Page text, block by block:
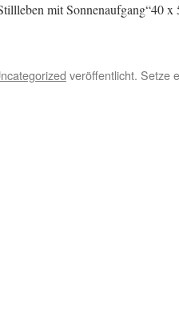
mit Sonnenaufgang“40
veröffentlicht. Setze